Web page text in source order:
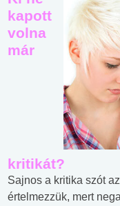
kapott
volna
már
kritikát?
Sajnos a kritika szót
értelmezzük, mert